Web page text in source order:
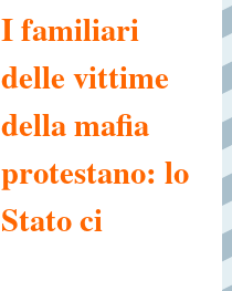
I familiari
delle vittime
della mafia
protestano: lo
Stato ci